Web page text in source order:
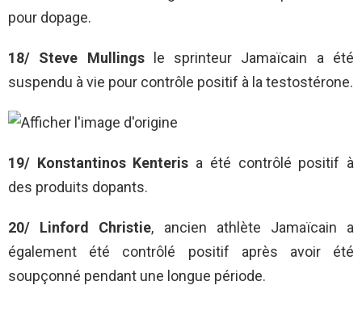
pour dopage.
18/ Steve Mullingsle sprinteur Jamaïcain a été
suspendu à vie pour contrôle positif à la testostérone.
19/ Konstantinos Kenteris a été contrôlé positif à
des produits dopants.
20/ Linford Christie, ancien athlète Jamaïcain a
également été contrôlé positif après avoir été
soupçonné pendant une longue période.